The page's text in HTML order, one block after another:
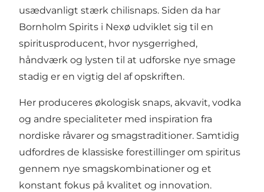
usædvanligt stærk chilisnaps. Siden da har
Bornholm Spirits i Nexø udviklet sig til en
spiritusproducent, hvor nysgerrighed,
håndværk og lysten til at udforske nye smage
stadig er en vigtig del af opskriften.
Her produceres økologisk snaps, akvavit, vodka
og andre specialiteter med inspiration fra
nordiske råvarer og smagstraditioner. Samtidig
udfordres de klassiske forestillinger om spiritus
gennem nye smagskombinationer og et
konstant fokus på kvalitet og innovation.